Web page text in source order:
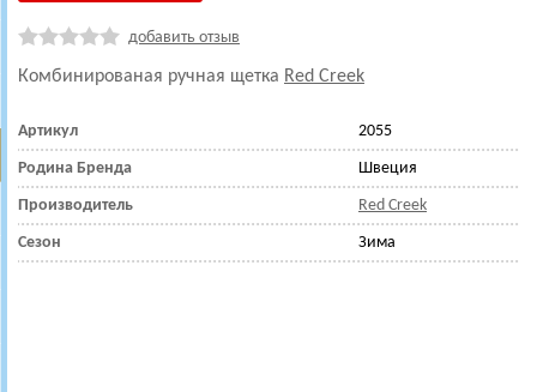
добавить отзыв
Комбинированая ручная щетка Red Creek
Артикул 2055
Родина Бренда Швеция
Производитель Red Creek
Сезон Зима